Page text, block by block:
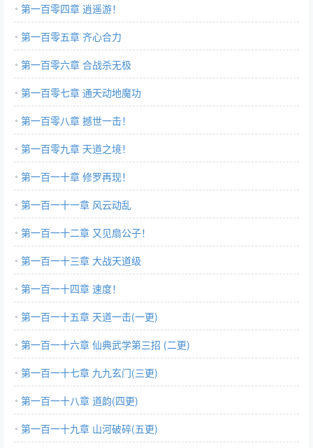
第一百零四章 逍遥游！
第一百零五章 齐心合力
第一百零六章 合战杀无极
第一百零七章 通天动地魔功
第一百零八章 撼世一击！
第一百零九章 天道之境！
第一百一十章 修罗再现！
第一百一十一章 风云动乱
第一百一十二章 又见扇公子！
第一百一十三章 大战天道级
第一百一十四章 速度！
第一百一十五章 天道一击(一更)
第一百一十六章 仙典武学第三招 (二更)
第一百一十七章 九九玄门(三更)
第一百一十八章 道韵(四更)
第一百一十九章 山河破碎(五更)